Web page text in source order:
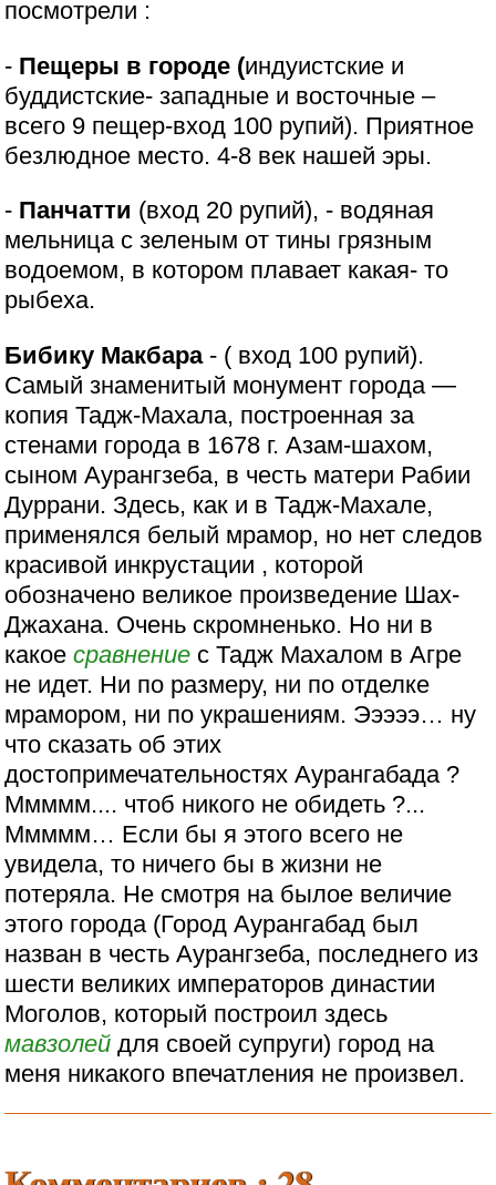
посмотрели :
- Пещеры в городе (индуистские и
буддистские- западные и восточные –
всего 9 пещер-вход 100 рупий). Приятное
безлюдное место. 4-8 век нашей эры.
- Панчатти (вход 20 рупий), - водяная
мельница с зеленым от тины грязным
водоемом, в котором плавает какая- то
рыбеха.
Бибику Макбара- ( вход 100 рупий).
Самый знаменитый монумент города —
копия Тадж-Махала, построенная за
стенами города в 1678 г. Азам-шахом,
сыном Аурангзеба, в честь матери Рабии
Дуррани. Здесь, как и в Тадж-Махале,
применялся белый мрамор, но нет следов
красивой инкрустации , которой
обозначено великое произведение Шах-
Джахана. Очень скромненько. Но ни в
какоесравнение с Тадж Махалом в Агре
не идет. Ни по размеру, ни по отделке
мрамором, ни по украшениям. Эээээ… ну
что сказать об этих
достопримечательностях Аурангабада ?
Ммммм.... чтоб никого не обидеть ?...
Ммммм… Если бы я этого всего не
увидела, то ничего бы в жизни не
потеряла. Не смотря на былое величие
этого города (Город Аурангабад был
назван в честь Аурангзеба, последнего из
шести великих императоров династии
Моголов, который построил здесь
мавзолей для своей супруги) город на
меня никакого впечатления не произвел.